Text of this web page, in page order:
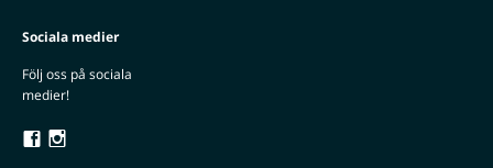
Sociala medier
Följ oss på sociala
medier!